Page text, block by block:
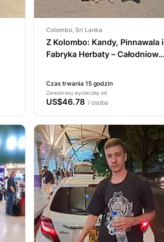
Colombo, Sri Lanka
Z Kolombo: Kandy, Pinnawala i
Fabryka Herbaty – Całodniowa
Czas trwania 15 godzin
Zarezerwuj wycieczkę od
US$46.78 / osoba